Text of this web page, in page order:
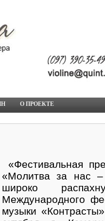
О ПРОЕКТЕ
«Фестивальная
«Молитва за нас
широко
Международного
музыки